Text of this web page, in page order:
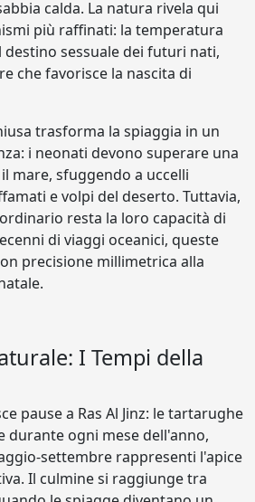
calda. La natura rivela qui
più raffinati: la temperatura
sessuale dei futuri nati,
che favorisce la nascita di
trasforma la spiaggia in un
i neonati devono superare una
mare, sfuggendo a uccelli
e volpi del deserto. Tuttavia,
resta la loro capacità di
di viaggi oceanici, queste
precisione millimetrica alla
I Tempi della
pause a Ras Al Jinz: le tartarughe
durante ogni mese dell'anno,
settembre rappresenti l'apice
Il culmine si raggiunge tra